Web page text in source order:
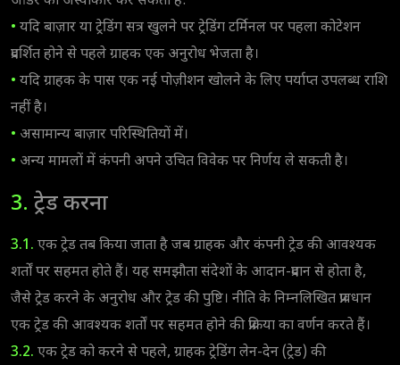
• यदि बाज़ार या ट्रेडिंग सत्र खुलने पर ट्रेडिंग टर्मिनल पर पहला कोटेशन
प्रदर्शित होने से पहले ग्राहक एक अनुरोध भेजता है।
• यदि ग्राहक के पास एक नई पोज़ीशन खोलने के लिए पर्याप्त उपलब्ध राशि
नहीं है।
• असामान्य बाज़ार परिस्थितियों में।
• अन्य मामलों में कंपनी अपने उचित विवेक पर निर्णय ले सकती है।
3. ट्रेड करना
3.1. एक ट्रेड तब किया जाता है जब ग्राहक और कंपनी ट्रेड की आवश्यक
शर्तों पर सहमत होते हैं। यह समझौता संदेशों के आदान-प्रदान से होता है,
जैसे ट्रेड करने के अनुरोध और ट्रेड की पुष्टि। नीति के निम्नलिखित प्रावधान
एक ट्रेड की आवश्यक शर्तों पर सहमत होने की प्रक्रिया का वर्णन करते हैं।
3.2. एक ट्रेड को करने से पहले, ग्राहक ट्रेडिंग लेन-देन (ट्रेड) की